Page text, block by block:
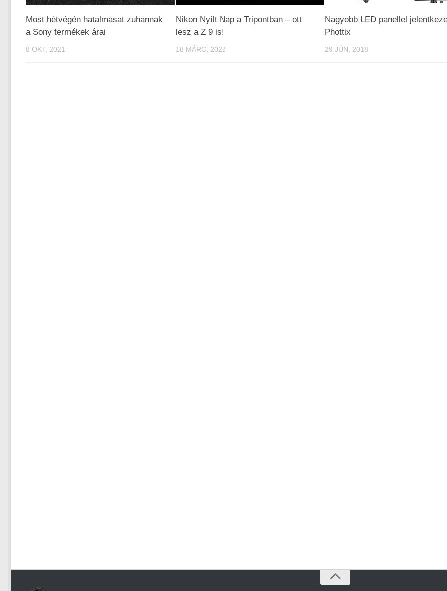
Most hétvégén hatalmasat zuhannak
a Sony termékek árai
8 OKT, 2021
Nikon Nyílt Nap a Tripontban – ott
lesz a Z 9 is!
18 MÁRC, 2022
Nagyobb LED panellel
Phottix
29 JÚN, 2018